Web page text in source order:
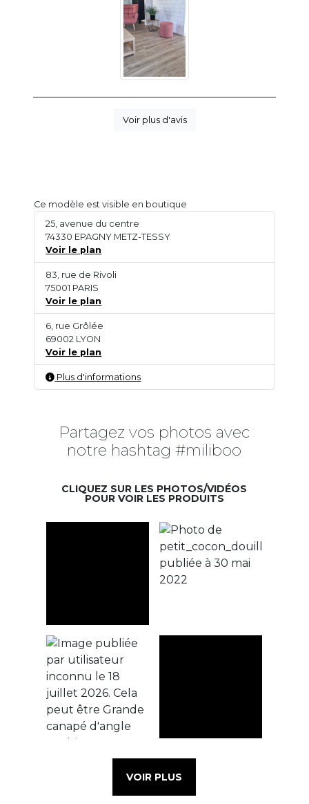
Voir plus d'avis
Ce modèle est visible en boutique
25, avenue du centre
74330 EPAGNY METZ-TESSY
Voir le plan
83, rue de Rivoli
75001 PARIS
Voir le plan
6, rue Grôlée
69002 LYON
Voir le plan
Plus d'informations
Partagez vos photos avec
notre hashtag #miliboo
CLIQUEZ SUR LES PHOTOS/VIDÉOS
POUR VOIR LES PRODUITS
VOIR PLUS